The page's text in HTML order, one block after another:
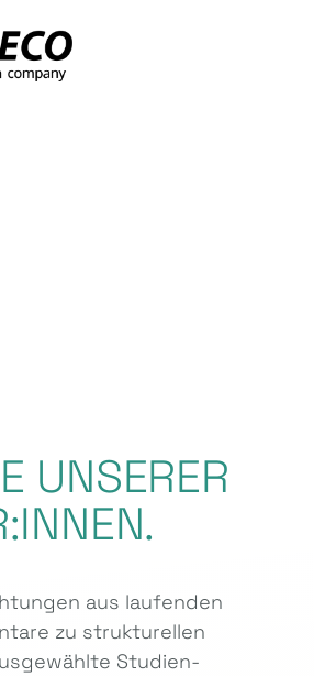
UNSERER
aus laufenden
zu strukturellen
Studien­